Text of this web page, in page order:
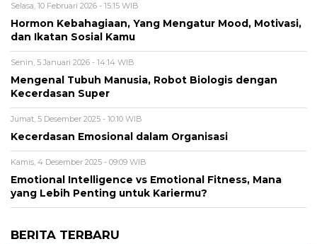
Selasa, 10 Februari 2026 - 15:15 WIB
Hormon Kebahagiaan, Yang Mengatur Mood, Motivasi,
dan Ikatan Sosial Kamu
Senin, 5 Januari 2026 - 14:14 WIB
Mengenal Tubuh Manusia, Robot Biologis dengan
Kecerdasan Super
Jumat, 5 Desember 2025 - 10:10 WIB
Kecerdasan Emosional dalam Organisasi
Kamis, 4 Desember 2025 - 09:09 WIB
Emotional Intelligence vs Emotional Fitness, Mana
yang Lebih Penting untuk Kariermu?
BERITA TERBARU